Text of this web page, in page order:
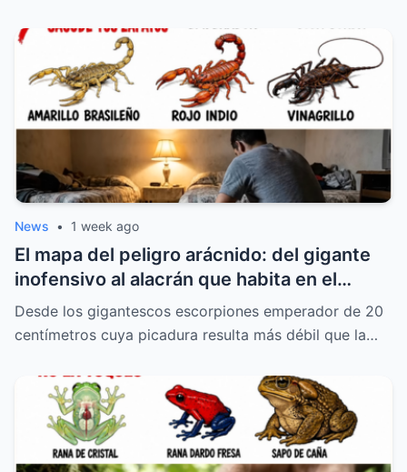
News • 1 week ago
El mapa del peligro arácnido: del gigante
inofensivo al alacrán que habita en el
calzado doméstico
Desde los gigantescos escorpiones emperador de 20
centímetros cuya picadura resulta más débil que la…